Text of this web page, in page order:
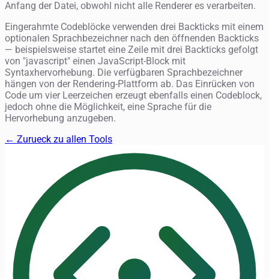
Anfang der Datei, obwohl nicht alle Renderer es verarbeiten.
Eingerahmte Codeblöcke verwenden drei Backticks mit einem
optionalen Sprachbezeichner nach den öffnenden Backticks
— beispielsweise startet eine Zeile mit drei Backticks gefolgt
von "javascript" einen JavaScript-Block mit
Syntaxhervorhebung. Die verfügbaren Sprachbezeichner
hängen von der Rendering-Plattform ab. Das Einrücken von
Code um vier Leerzeichen erzeugt ebenfalls einen Codeblock,
jedoch ohne die Möglichkeit, eine Sprache für die
Hervorhebung anzugeben.
← Zurueck zu allen Tools